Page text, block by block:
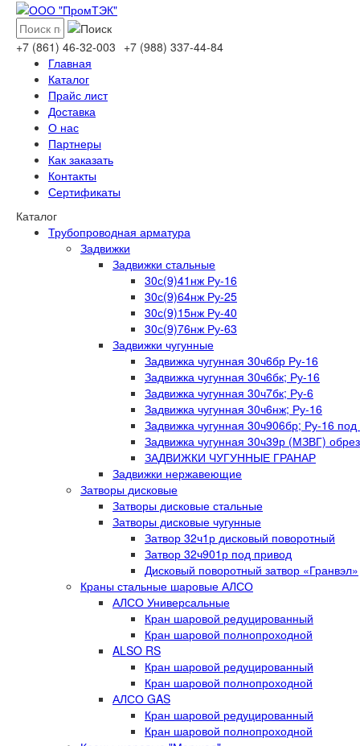
+7 (861) 46-32-003 +7 (988) 337-44-84
Главная
Каталог
Прайс лист
Доставка
О нас
Партнеры
Как заказать
Контакты
Сертификаты
Каталог
Трубопроводная арматура
Задвижки
Задвижки стальные
30с(9)41нж Ру-16
30с(9)64нж Ру-25
30с(9)15нж Ру-40
30с(9)76нж Ру-63
Задвижки чугунные
Задвижка чугунная 30ч6бр Ру-16
Задвижка чугунная 30ч6бк; Ру-16
Задвижка чугунная 30ч7бк; Ру-6
Задвижка чугунная 30ч6нж; Ру-16
Задвижка чугунная 30ч906бр; Ру-16 под
Задвижка чугунная 30ч39р (МЗВГ)
ЗАДВИЖКИ ЧУГУННЫЕ ГРАНАР
Задвижки нержавеющие
Затворы дисковые
Затворы дисковые стальные
Затворы дисковые чугунные
Затвор 32ч1р дисковый поворотный
Затвор 32ч901р под привод
Дисковый поворотный затвор «Гранвэл»
Краны стальные шаровые АЛСО
АЛСО Универсальные
Кран шаровой редуцированный
Кран шаровой полнопроходной
ALSO RS
Кран шаровой редуцированный
Кран шаровой полнопроходной
АЛСО GAS
Кран шаровой редуцированный
Кран шаровой полнопроходной